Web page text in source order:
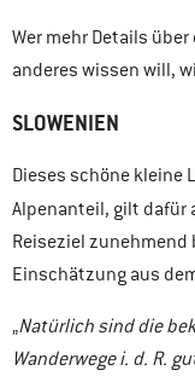
Wer mehr Details
anderes wissen will,
SLOWENIEN
Dieses schöne kleine
Alpenanteil, gilt dafür
Reiseziel
Einschätzung aus
„Natürlich sind die
Wanderwege i. d. R.